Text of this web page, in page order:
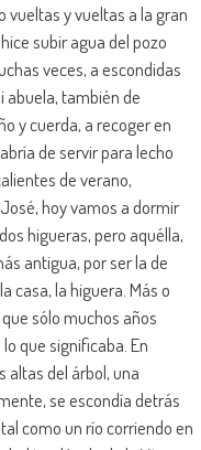
vueltas y vueltas a la gran
subir agua del pozo
veces, a escondidas
abuela, también de
y cuerda, a recoger en
de servir para lecho
de verano,
hoy vamos a dormir
higueras, pero aquélla,
antigua, por ser la de
casa, la higuera. Más o
sólo muchos años
que significaba. En
altas del árbol, una
se escondía detrás
como un río corriendo en